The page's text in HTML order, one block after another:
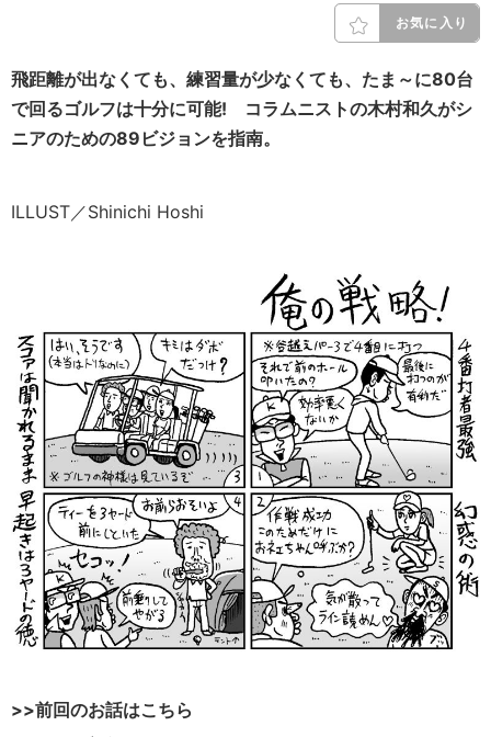
お気に入り
飛距離が出なくても、練習量が少なくても、たま～に80台
で回るゴルフは十分に可能! コラムニストの木村和久がシ
ニアのための89ビジョンを指南。
ILLUST／Shinichi Hoshi
>>前回のお話はこちら